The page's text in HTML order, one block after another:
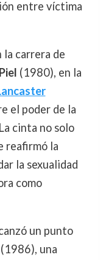
entre víctima
la carrera de
(1980), en la
el poder de la
cinta no solo
reafirmó la
la sexualidad
como
un punto
una